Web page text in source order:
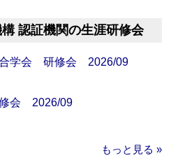
認証機関の生涯研修会
合学会 研修会 2026/09
会 2026/09
もっと見る »